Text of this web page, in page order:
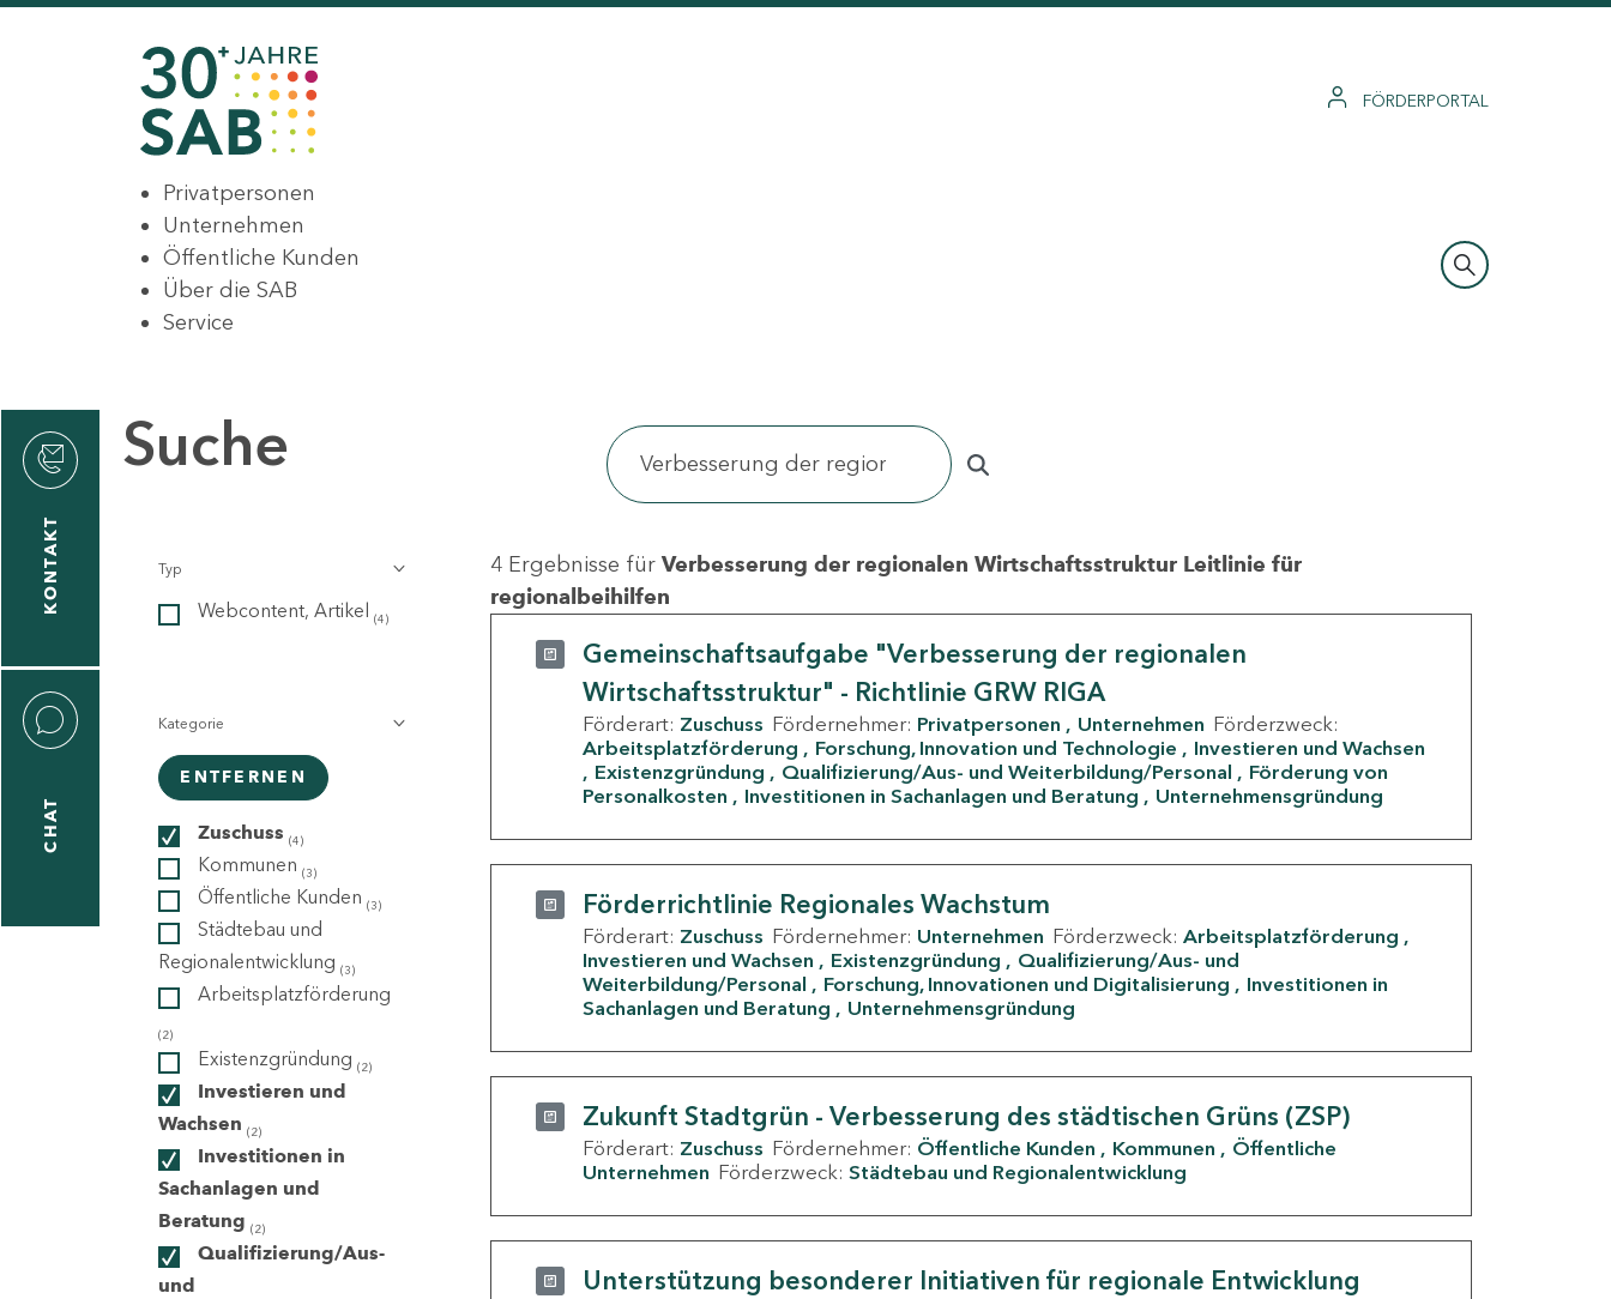
FÖRDERPORTAL
Privatpersonen
Unternehmen
Öffentliche Kunden
Über die SAB
Service
KONTAKT
CHAT
Suche
Typ
Webcontent, Artikel (4)
Kategorie
ENTFERNEN
Zuschuss (4)
Kommunen (3)
Öffentliche Kunden (3)
Städtebau und
Regionalentwicklung (3)
Arbeitsplatzförderung
(2)
Existenzgründung (2)
Investieren und
Wachsen (2)
Investitionen in
Sachanlagen und
Beratung (2)
Qualifizierung/Aus-
und
4 Ergebnisse für Verbesserung der regionalen Wirtschaftsstruktur Leitlinie für
regionalbeihilfen
Gemeinschaftsaufgabe "Verbesserung der regionalen
Wirtschaftsstruktur" - Richtlinie GRW RIGA
Förderart: Zuschuss Fördernehmer: Privatpersonen Unternehmen Förderzweck:
Arbeitsplatzförderung
Forschung, Innovation und Technologie
Investieren und Wachsen
Existenzgründung
Qualifizierung/Aus- und Weiterbildung/Personal
Förderung von
Personalkosten
Investitionen in Sachanlagen und Beratung Unternehmensgründung
Förderrichtlinie Regionales Wachstum
Förderart: Zuschuss Fördernehmer: Unternehmen Förderzweck: Arbeitsplatzförderung
Investieren und Wachsen
Existenzgründung
Qualifizierung/Aus- und
Weiterbildung/Personal
Forschung, Innovationen und Digitalisierung
Investitionen in
Sachanlagen und Beratung
Unternehmensgründung
Zukunft Stadtgrün - Verbesserung des städtischen Grüns (ZSP)
Förderart: Zuschuss Fördernehmer: Öffentliche Kunden Kommunen
Öffentliche
Unternehmen Förderzweck: Städtebau und Regionalentwicklung
Unterstützung besonderer Initiativen für regionale Entwicklung